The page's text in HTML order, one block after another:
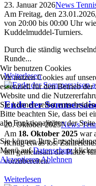
23. Januar 2026News
Am Freitag, den
von 20:00 bis 00:00 Uhr
Kuddelmuddel-Turniers.
Durch die ständig
Runde...
Weiterlesen
Ende der
20. Oktober 2025News
Am 18. Oktober 2025 war
richtig etwas los:
um gemeinsam die Plätze
vorzubereiten.
Weiterlesen
Wir benutzen Cookies
Wir nutzen Cookies auf
essenziell für den Betrieb der
Website und die
Sie können selbst
Bitte beachten Sie, dass bei
alle Funktionalitäten der
Sie können Ihre
Menü aufDatenschutz
AkzeptierenAblehnen